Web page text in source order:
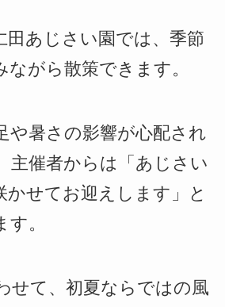
田あじさい園では、季節
がら散策できます。
や暑さの影響が心配され
主催者からは「あじさい
かせてお迎えします」と
。
せて、初夏ならではの風